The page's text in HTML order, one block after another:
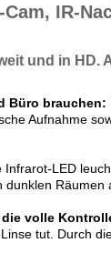
Cam, IR-
und in HD.
Büro brauchen:
Aufnahme
Infrarot-LED
Räumen
volle
tut. Durch